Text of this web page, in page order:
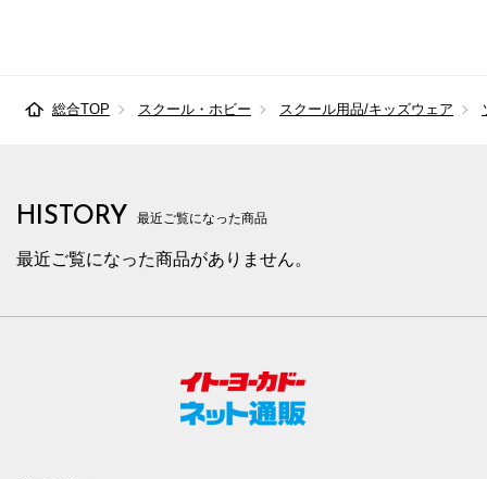
総合TOP スクール・ホビー スクール用品/キッズウェア
HISTORY 最近ご覧になった商品
最近ご覧になった商品がありません。